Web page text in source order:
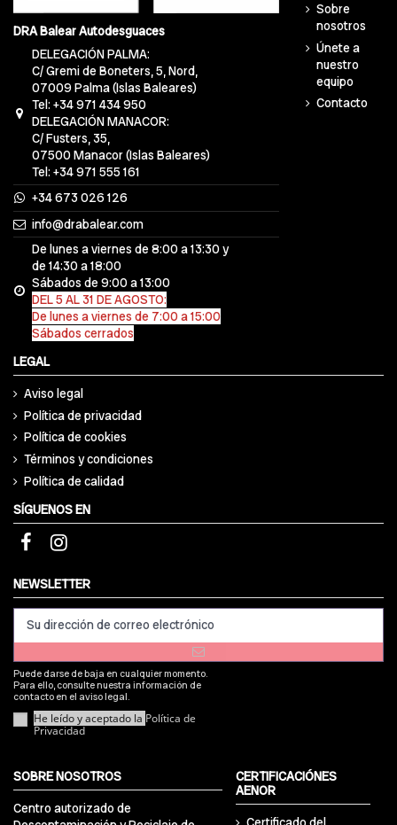
DRA Balear Autodesguaces
DELEGACIÓN PALMA:
C/ Gremi de Boneters, 5, Nord,
07009 Palma (Islas Baleares)
Tel: +34 971 434 950
DELEGACIÓN MANACOR:
C/ Fusters, 35,
07500 Manacor (Islas Baleares)
Tel: +34 971 555 161
+34 673 026 126
info@drabalear.com
De lunes a viernes de 8:00 a 13:30 y
de 14:30 a 18:00
Sábados de 9:00 a 13:00
DEL 5 AL 31 DE AGOSTO:
De lunes a viernes de 7:00 a 15:00
Sábados cerrados
Sobre
nosotros
Únete a
nuestro
equipo
Contacto
LEGAL
Aviso legal
Política de privacidad
Política de cookies
Términos y condiciones
Política de calidad
SÍGUENOS EN
NEWSLETTER
Puede darse de baja en cualquier momento.
Para ello, consulte nuestra información de
contacto en el aviso legal.
He leído y aceptado la Política de
Privacidad
SOBRE NOSOTROS
Centro autorizado de
CERTIFICACIÓNES
AENOR